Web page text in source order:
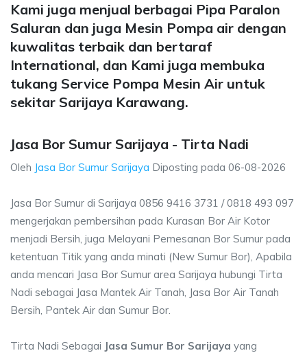
Kami juga menjual berbagai Pipa Paralon
Saluran dan juga Mesin Pompa air dengan
kuwalitas terbaik dan bertaraf
International, dan Kami juga membuka
tukang Service Pompa Mesin Air untuk
sekitar Sarijaya Karawang.
Jasa Bor Sumur Sarijaya - Tirta Nadi
Oleh Jasa Bor Sumur Sarijaya Diposting pada 06-08-2026
Jasa Bor Sumur di Sarijaya 0856 9416 3731 / 0818 493 097
mengerjakan pembersihan pada Kurasan Bor Air Kotor
menjadi Bersih, juga Melayani Pemesanan Bor Sumur pada
ketentuan Titik yang anda minati (New Sumur Bor), Apabila
anda mencari Jasa Bor Sumur area Sarijaya hubungi Tirta
Nadi sebagai Jasa Mantek Air Tanah, Jasa Bor Air Tanah
Bersih, Pantek Air dan Sumur Bor.
Tirta Nadi Sebagai Jasa Sumur Bor Sarijaya yang